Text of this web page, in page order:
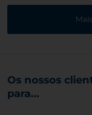
Os nossos
para...